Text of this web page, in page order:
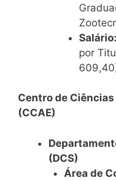
Salário:
por
Centro de
(CCAE)
(DCS)
Área de